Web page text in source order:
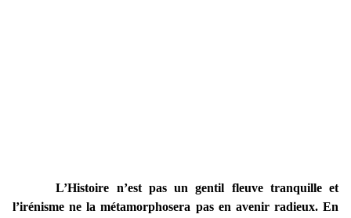
L’Histoire n’est pas un gentil fleuve tranquille et
l’irénisme ne la métamorphosera pas en avenir radieux. En